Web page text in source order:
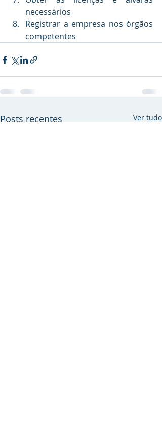
necessários
Registrar a empresa nos órgãos
competentes
Posts recentes Ver tudo